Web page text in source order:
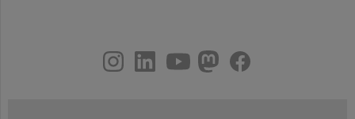
youtube
helmholtz.social
facebook